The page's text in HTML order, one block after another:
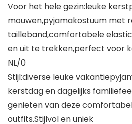
Voor het hele gezin:leuke
mouwen,pyjamakostuum met
tailleband,comfortabele
en uit te trekken,perfect voor
NL/0
Stijl:diverse leuke
kerstdag en dagelijks
genieten van deze
outfits.Stijlvol en uniek